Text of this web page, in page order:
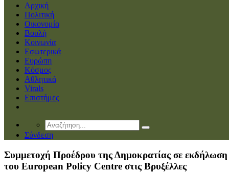
Αρχική
Πολιτική
Οικονομία
Βουλή
Κοινωνία
Εσωτερικά
Ευρώπη
Κόσμος
Αθλητικά
Virals
Επιστήμες
Σύνδεση
Συμμετοχή Προέδρου της Δημοκρατίας σε εκδήλωση
του European Policy Centre στις Βρυξέλλες